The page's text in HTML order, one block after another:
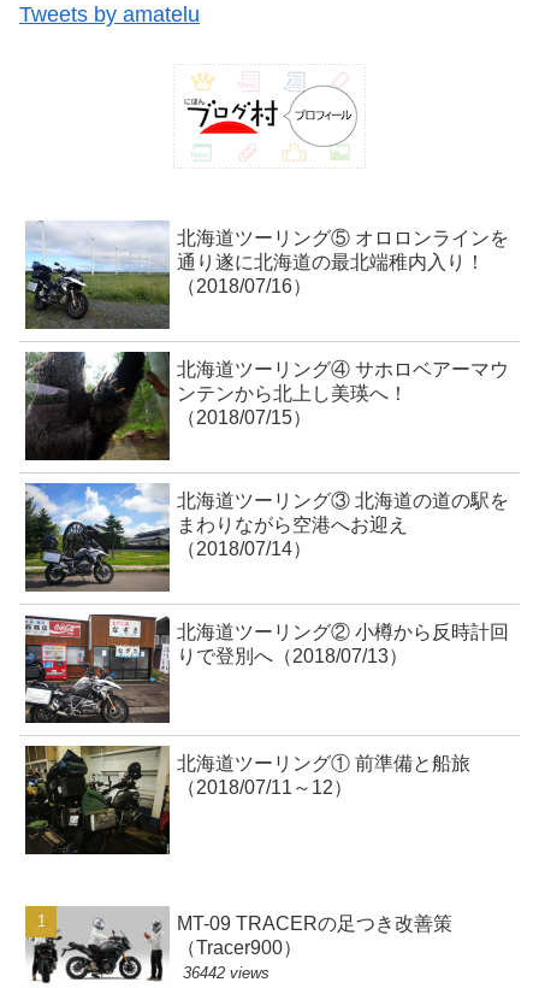
Tweets by amatelu
北海道ツーリング⑤ オロロンラインを
通り遂に北海道の最北端稚内入り！
（2018/07/16）
北海道ツーリング④ サホロベアーマウ
ンテンから北上し美瑛へ！
（2018/07/15）
北海道ツーリング③ 北海道の道の駅を
まわりながら空港へお迎え
（2018/07/14）
北海道ツーリング② 小樽から反時計回
りで登別へ（2018/07/13）
北海道ツーリング① 前準備と船旅
（2018/07/11～12）
MT-09 TRACERの足つき改善策
（Tracer900）
36442 views